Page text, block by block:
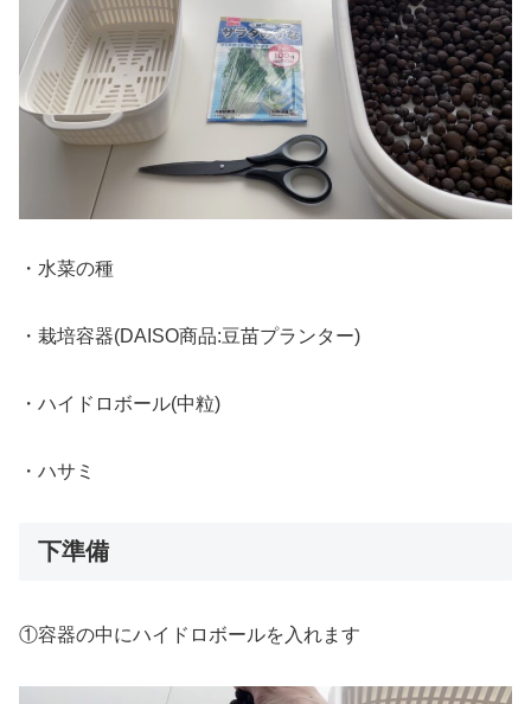
・水菜の種
・栽培容器(DAISO商品:豆苗プランター)
・ハイドロボール(中粒)
・ハサミ
下準備
①容器の中にハイドロボールを入れます